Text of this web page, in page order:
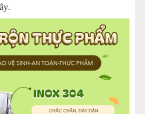
trộn bột 7L B7
đánh trứng 2024
mì thương hiệu Viễn Đông
ngang
làm bánh trung thu
Kg